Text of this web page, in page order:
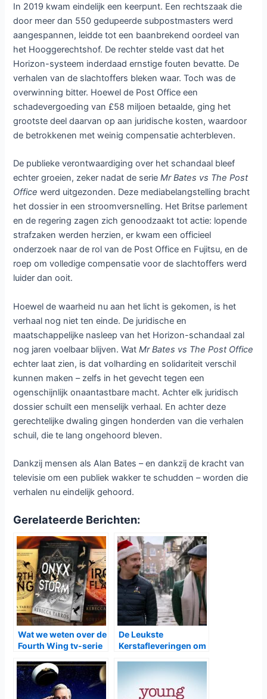
In 2019 kwam eindelijk een keerpunt. Een rechtszaak die
door meer dan 550 gedupeerde subpostmasters werd
aangespannen, leidde tot een baanbrekend oordeel van
het Hooggerechtshof. De rechter stelde vast dat het
Horizon-systeem inderdaad ernstige fouten bevatte. De
verhalen van de slachtoffers bleken waar. Toch was de
overwinning bitter. Hoewel de Post Office een
schadevergoeding van £58 miljoen betaalde, ging het
grootste deel daarvan op aan juridische kosten, waardoor
de betrokkenen met weinig compensatie achterbleven.
De publieke verontwaardiging over het schandaal bleef
echter groeien, zeker nadat de serieMr Bates vs The Post
Office werd uitgezonden. Deze mediabelangstelling bracht
het dossier in een stroomversnelling. Het Britse parlement
en de regering zagen zich genoodzaakt tot actie: lopende
strafzaken werden herzien, er kwam een officieel
onderzoek naar de rol van de Post Office en Fujitsu, en de
roep om volledige compensatie voor de slachtoffers werd
luider dan ooit.
Hoewel de waarheid nu aan het licht is gekomen, is het
verhaal nog niet ten einde. De juridische en
maatschappelijke nasleep van het Horizon-schandaal zal
nog jaren voelbaar blijven. WatMr Bates vs The Post Office
echter laat zien, is dat volharding en solidariteit verschil
kunnen maken – zelfs in het gevecht tegen een
ogenschijnlijk onaantastbare macht. Achter elk juridisch
dossier schuilt een menselijk verhaal. En achter deze
gerechtelijke dwaling gingen honderden van die verhalen
schuil, die te lang ongehoord bleven.
Dankzij mensen als Alan Bates – en dankzij de kracht van
televisie om een publiek wakker te schudden – worden die
verhalen nu eindelijk gehoord.
Gerelateerde Berichten:
Wat we weten over de
Fourth Wing tv-serie
De Leukste
Kerstafleveringen om
Komen